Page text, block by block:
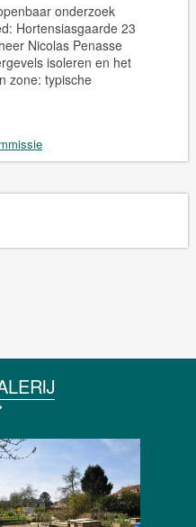
onderzoek
Hortensiasgaarde 23
Nicolas Penasse
isoleren en het
zone: typische